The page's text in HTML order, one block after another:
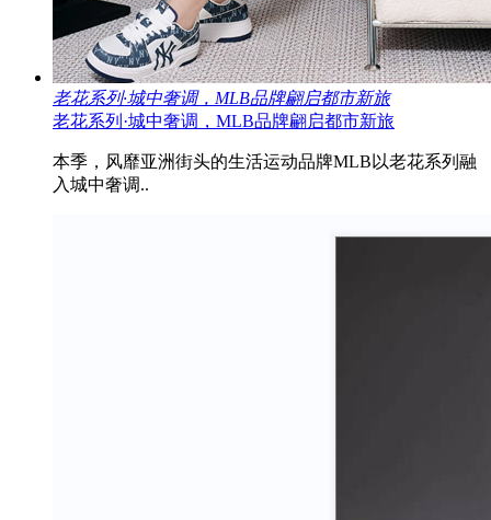
老花系列·城中奢调，MLB品牌翩启都市新旅
老花系列·城中奢调，MLB品牌翩启都市新旅
本季，风靡亚洲街头的生活运动品牌MLB以老花系列融
入城中奢调..